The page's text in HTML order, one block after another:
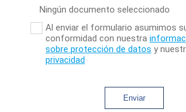
Ningún documento seleccionado
Al enviar el formulario asumimos
conformidad con nuestra
sobre protección de datos y
privacidad
Enviar